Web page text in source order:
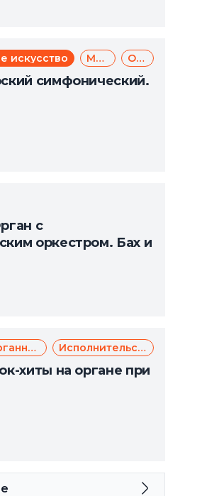
искусство Музыка Опера
симфонический.
с
оркестром. Бах и
Органная музыка Исполнительское искусство
хиты на органе при